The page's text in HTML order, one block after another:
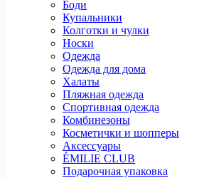
Боди
Купальники
Колготки и чулки
Носки
Одежда
Одежда для дома
Халаты
Пляжная одежда
Спортивная одежда
Комбинезоны
Косметички и шопперы
Аксессуары
ÉMILIE CLUB
Подарочная упаковка